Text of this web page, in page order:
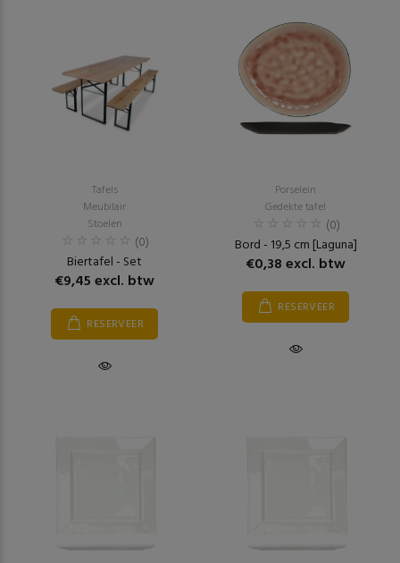
Tafels
Meubilair
Stoelen
(0)
Biertafel - Set
€9,45 excl. btw
RESERVEER
Porselein
Gedekte tafel
(0)
Bord - 19,5 cm [Laguna]
€0,38 excl. btw
RESERVEER